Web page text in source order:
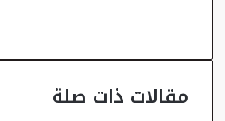
البريد
مقالات ذات صلة